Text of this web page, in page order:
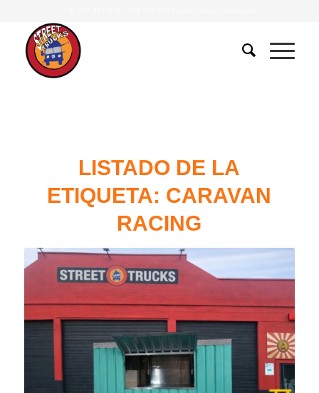
LISTADO DE LA
ETIQUETA: CARAVAN
RACING